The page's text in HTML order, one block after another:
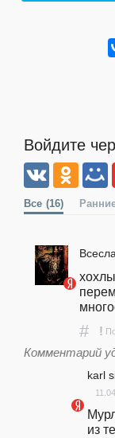
Войдите
Все (16)
# !
Комментарий
karl
из